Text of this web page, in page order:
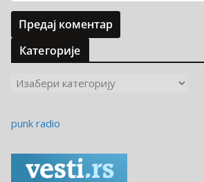
Категорије
е
punk radio